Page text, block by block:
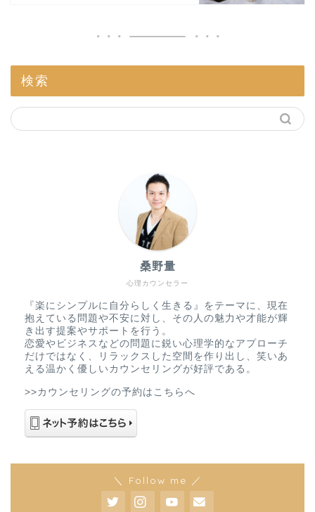
検索
心理カウンセラー
桑野量
『楽にシンプルに自分らしく生きる』をテーマに、現在
抱えている問題や不安に対し、その人の魅力や才能が輝
き出す提案やサポートを行う。
恋愛やビジネスなどの問題に鋭い心理学的なアプローチ
だけではなく、リラックスした空間を作り出し、笑いあ
える温かく優しいカウンセリングが好評である。
>>カウンセリングの予約はこちらへ
＼ Follow me ／